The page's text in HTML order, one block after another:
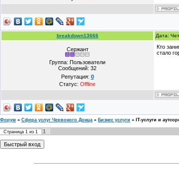
breakdown13666 Дата:
Сержант
Группа: Пользователи
Сообщений: 32
Репутация: 0
Статус: Offline
Кто
стало
Форум » Сфера услуг Червоного Донца » Бизнес услуги » IT-услуги и
Страница 1 из 1
1